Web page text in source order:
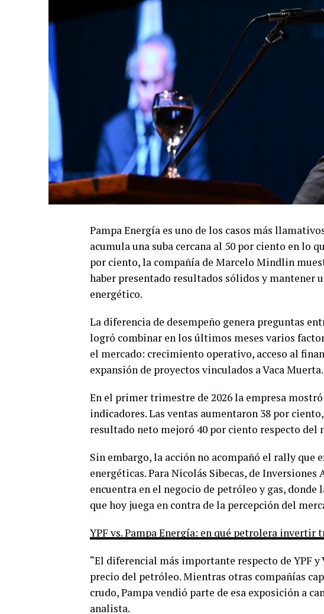
Pampa Energía es uno de los casos más
acumula una suba cercana al 50 por ciento en lo
por ciento, la compañía de Marcelo Mindlin
haber presentado resultados sólidos y mantener
energético.
La diferencia de desempeño genera preguntas
logró combinar en los últimos meses varios
el mercado: crecimiento operativo, acceso al
expansión de proyectos vinculados a Vaca Muerta.
En el primer trimestre de 2026 la empresa
indicadores. Las ventas aumentaron 38 por
resultado neto mejoró 40 por ciento respecto
Sin embargo, la acción no acompañó el rally que
energéticas. Para Nicolás Sibecas, de
encuentra en el negocio de petróleo y gas,
que hoy juega en contra de la percepción del
YPF vs. Pampa Energía: en qué petrolera invertir
“El diferencial más importante respecto de YPF
precio del petróleo. Mientras otras compañías
crudo, Pampa vendió parte de esa exposición a
analista.